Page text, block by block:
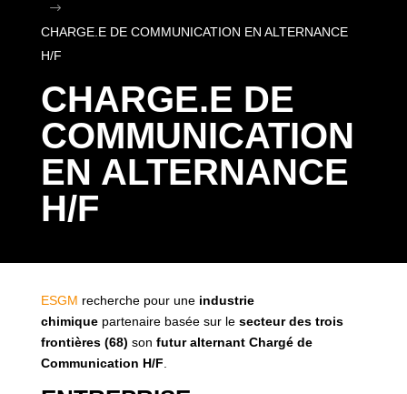
$
CHARGE.E DE COMMUNICATION EN ALTERNANCE
H/F
CHARGE.E DE
COMMUNICATION
EN ALTERNANCE
H/F
ESGM recherche pour uneindustrie
chimiquepartenaire basée sur le secteur des trois
frontières (68) son futur alternant Chargé de
Communication H/F